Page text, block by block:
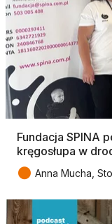
Fundacja SPINA
kręgosłupa w
● Anna Mucha,